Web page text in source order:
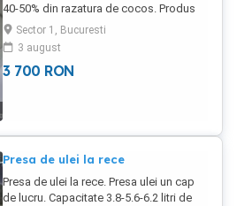
se preteaza in spatii reduse de lucru.
Destinata micilor intreprinzatori. Masina
poate memora 6 programe presetate in
functie de volumul de umplere -flux/
mod continuu. Gama umplere 2 mililitri
de rapiditatea utilizatorului. 1litru apa =
20 secunde. Produs vandut prin Jobs
Persoana contact: Adrian Militaru
40-50% din razatura de cocos. Produs
vandut de Jobs Ahead Group Romania
Adrian Miliatru - persoana contact
Sector 1, Bucuresti
3 august
3 700 RON
Presa de ulei la rece
Presa de ulei la rece. Presa ulei un cap
de lucru. Capacitate 3.8-5.6-6.2 litri de